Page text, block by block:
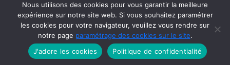
Safari de luxe by NG
© 2026 Tous droits réservés Maloclic
Nous utilisons des cookies pour vous garantir la meilleure
expérience sur notre site web. Si vous souhaitez paramétrer
les cookies pour votre navigateur, veuillez vous rendre sur
notre page paramétrage des cookies sur le site.
J'adore les cookies
Politique de confidentialité